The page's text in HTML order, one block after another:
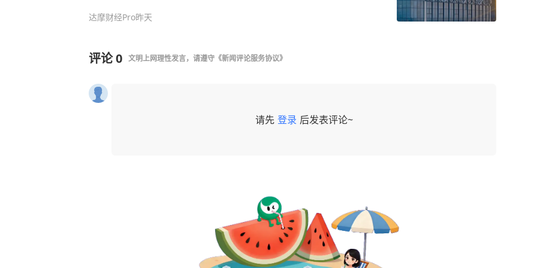
达摩财经Pro昨天
评论0 文明上网理性发言，请遵守 《新闻评论服务协议》
请先 登录 后发表评论~